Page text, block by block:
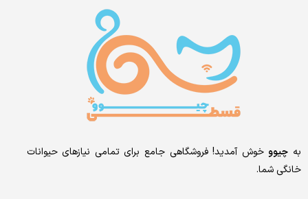
به چیوو خوش آمدید! فروشگاهی جامع برای تمامی نیازهای حیوانات
خانگی شما.